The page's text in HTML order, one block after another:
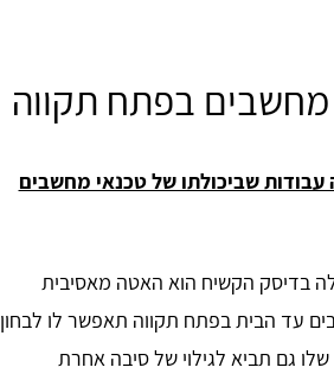
מחשבים בפתח תקווה
עבודות שביכולתו של טכנאי מחשבים
בדיסק הקשיח הוא האטה מאסיבית
עד הבית בפתח תקווה תאפשר לו לבחון
גם תביא לגילוי של סיבה אחרת